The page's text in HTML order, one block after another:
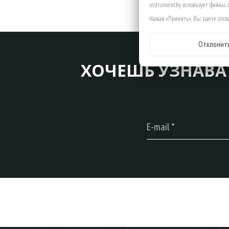
ХОЧЕШЬ
instrument.by использует файлы
Нажав «Принять», Вы даете